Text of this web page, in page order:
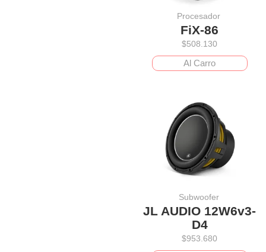
Procesador
FiX-86
$508.130
Al Carro
Subwoofer
JL AUDIO 12W6v3-
D4
$953.680